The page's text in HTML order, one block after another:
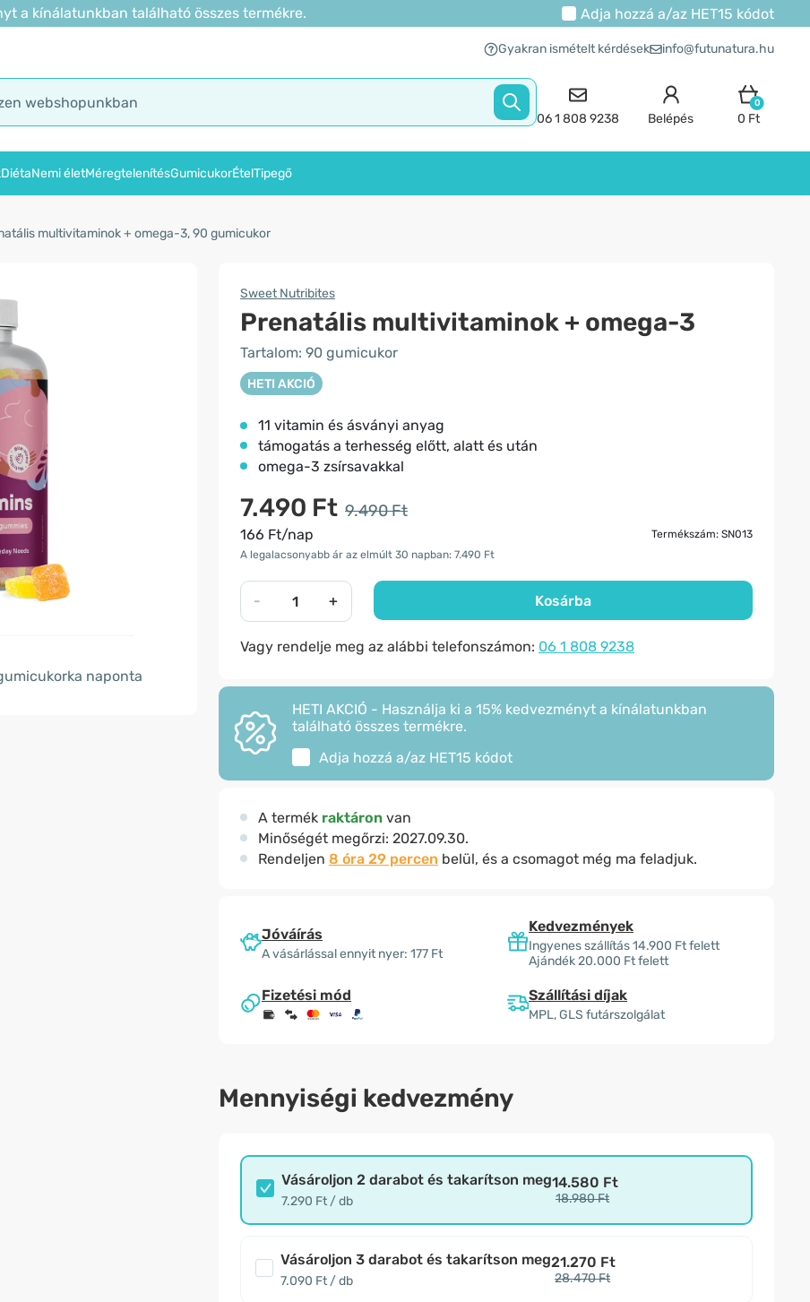
a kínálatunkban található összes termékre. Adja hozzá a/az HET15 kódot
Gyakran ismételt kérdések info@futunatura.hu
06 1 808 9238 Belépés
0
0 Ft
DiétaNemi életMéregtelenítésGumicukorÉtelTipegő
multivitaminok + omega-3, 90 gumicukor
naponta
Sweet Nutribites
Prenatális multivitaminok + omega-3
Tartalom: 90 gumicukor
HETI AKCIÓ
11 vitamin és ásványi anyag
támogatás a terhesség előtt, alatt és után
omega-3 zsírsavakkal
7.490 Ft 9.490 Ft
166 Ft/nap
Termékszám: SN013
A legalacsonyabb ár az elmúlt 30 napban: 7.490 Ft
- + Kosárba
Vagy rendelje meg az alábbi telefonszámon: 06 1 808 9238
HETI AKCIÓ - Használja ki a 15% kedvezményt a kínálatunkban
található összes termékre.
Adja hozzá a/az HET15 kódot
A termék raktáron van
Minőségét megőrzi: 2027.09.30.
Rendeljen 8 óra 29 percen belül, és a csomagot még ma feladjuk.
Jóváírás
A vásárlással ennyit nyer: 177 Ft
Kedvezmények
Ingyenes szállítás 14.900 Ft felett
Ajándék 20.000 Ft felett
Fizetési mód Szállítási díjak
MPL, GLS futárszolgálat
Mennyiségi kedvezmény
Vásároljon 2 darabot és takarítson meg
7.290 Ft / db
14.580 Ft
18.980 Ft
Vásároljon 3 darabot és takarítson meg
7.090 Ft / db
21.270 Ft
28.470 Ft